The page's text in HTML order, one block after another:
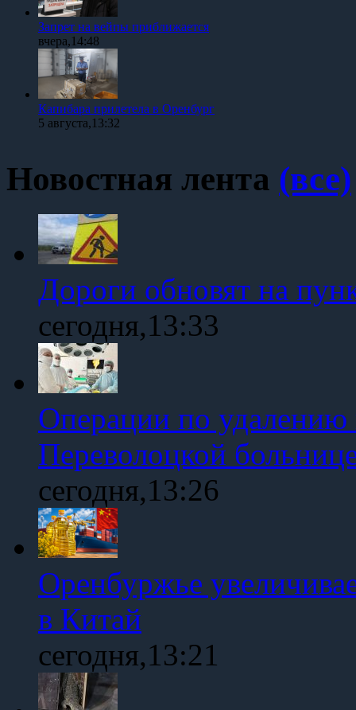
Запрет на вейпы приближается
вчера,14:48
Капибара прилетела в Оренбург
5 августа,13:32
Новостная лента (все)
Дороги обновят на
сегодня,13:33
Операции по удалению
Переволоцкой
сегодня,13:26
Оренбуржье
в Китай
сегодня,13:21